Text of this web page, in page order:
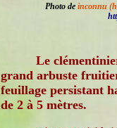
Photo de inconnu
Le
grand arbuste
feuillage persistant
de 2 à 5 mètres.